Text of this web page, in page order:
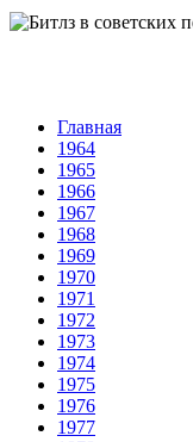
Главная
1964
1965
1966
1967
1968
1969
1970
1971
1972
1973
1974
1975
1976
1977